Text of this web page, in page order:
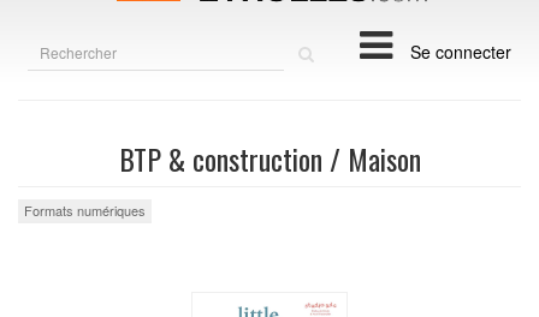
Se connecter
BTP & construction / Maison
Formats numériques